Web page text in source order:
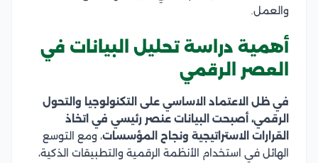
والعمل.
أهمية دراسة تحليل البيانات في
العصر الرقمي
في ظل الاعتماد الاساسي على التكنولوجيا والتحول
الرقمي، أصبحت البيانات عنصر رئيسي في اتخاذ
القرارات الاستراتيجية ونجاح المؤسسات، ومع التوسع
الهائل في استخدام الأنظمة الرقمية والتطبيقات الذكية،